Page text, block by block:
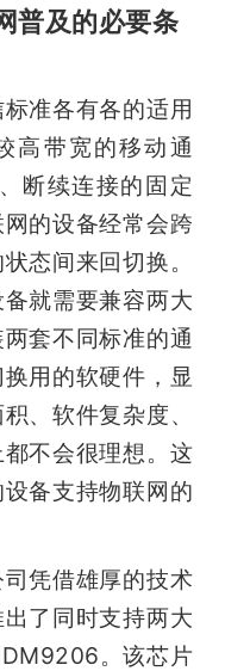
普及的必要条
准各有各的适用
高带宽的移动通
断续连接的固定
的设备经常会跨
态间来回切换。
就需要兼容两大
套不同标准的通
用的软硬件，显
、软件复杂度、
不会很理想。这
备支持物联网的
凭借雄厚的技术
了同时支持两大
。该芯片